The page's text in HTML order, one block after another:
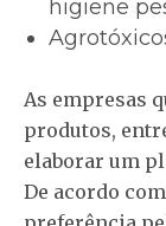
higiene
As empresas
produtos,
elaborar um
De acordo